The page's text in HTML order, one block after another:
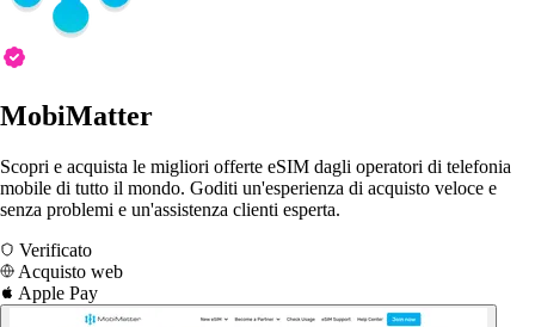
MobiMatter
Scopri e acquista le migliori offerte eSIM dagli operatori di telefonia
mobile di tutto il mondo. Goditi un'esperienza di acquisto veloce e
senza problemi e un'assistenza clienti esperta.
Verificato
Acquisto web
Apple Pay